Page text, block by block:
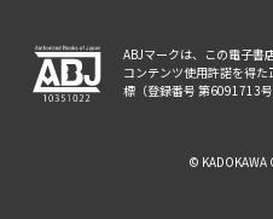
ABJマークは、この電子書
コンテンツ使用許諾を得
標（登録番号 第6091713号
© KADOKAWA